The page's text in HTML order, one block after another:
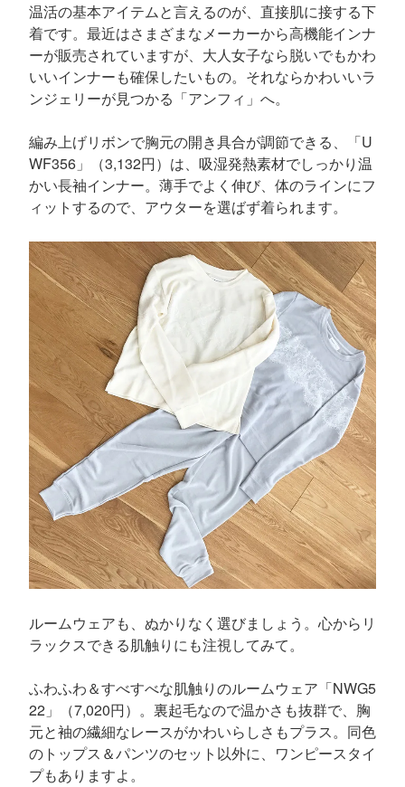
温活の基本アイテムと言えるのが、直接肌に接する下
着です。最近はさまざまなメーカーから高機能インナ
ーが販売されていますが、大人女子なら脱いでもかわ
いいインナーも確保したいもの。それならかわいいラ
ンジェリーが見つかる「アンフィ」へ。
編み上げリボンで胸元の開き具合が調節できる、「U
WF356」（3,132円）は、吸湿発熱素材でしっかり温
かい長袖インナー。薄手でよく伸び、体のラインにフ
ィットするので、アウターを選ばず着られます。
ルームウェアも、ぬかりなく選びましょう。心からリ
ラックスできる肌触りにも注視してみて。
ふわふわ＆すべすべな肌触りのルームウェア「NWG5
22」（7,020円）。裏起毛なので温かさも抜群で、胸
元と袖の繊細なレースがかわいらしさもプラス。同色
のトップス＆パンツのセット以外に、ワンピースタイ
プもありますよ。